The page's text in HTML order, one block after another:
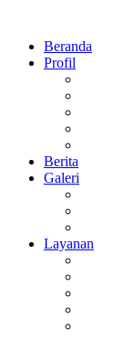
Beranda
Profil
Berita
Galeri
Layanan